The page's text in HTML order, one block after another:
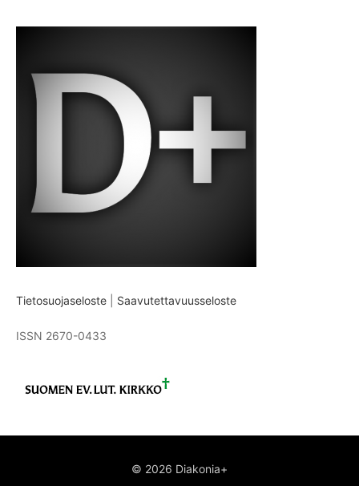
Tietosuojaseloste Saavutettavuusseloste
ISSN 2670-0433
© 2026 Diakonia+